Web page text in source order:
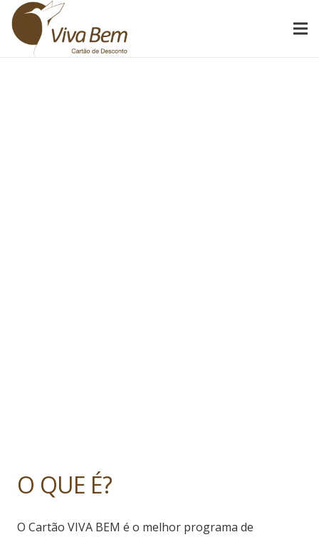
O QUE É?
O Cartão VIVA BEM é o melhor programa de